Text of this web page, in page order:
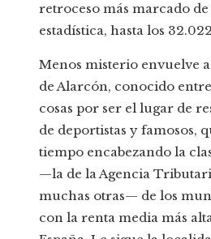
retroceso más marcado de
estadística, hasta los
Menos misterio envuelve
de Alarcón, conocido
cosas por ser el lugar de
de deportistas y famosos,
tiempo encabezando la
—la de la Agencia
muchas otras— de los
con la renta media más